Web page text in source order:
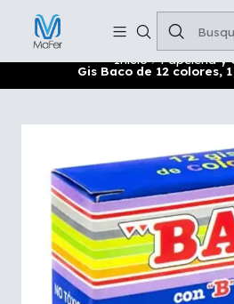
Inicio Papelería y
Gis Baco de 12 colores,